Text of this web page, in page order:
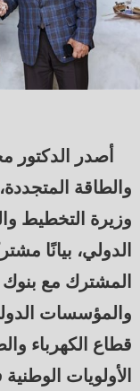
أصدر الدكتور
والطاقة
وزيرة التخطيط
الدولي، بيانًا
المشترك مع بنوك
والمؤسسات
قطاع الكهرباء
الأولويات